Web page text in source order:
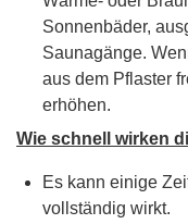
Sonnenbäder,
Saunagänge.
aus dem Pflaster
erhöhen.
Wie schnell wirken
Es kann einige
vollständig wirkt.